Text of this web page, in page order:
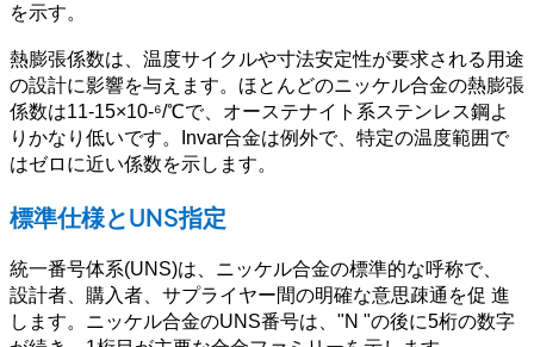
を示す。
熱膨張係数は、温度サイクルや寸法安定性が要求される用途
の設計に影響を与えます。ほとんどのニッケル合金の熱膨張
係数は11-15×10-⁶/℃で、オーステナイト系ステンレス鋼よ
りかなり低いです。Invar合金は例外で、特定の温度範囲で
はゼロに近い係数を示します。
標準仕様とUNS指定
統一番号体系(UNS)は、ニッケル合金の標準的な呼称で、
設計者、購入者、サプライヤー間の明確な意思疎通を促 進
します。ニッケル合金のUNS番号は、"N "の後に5桁の数字